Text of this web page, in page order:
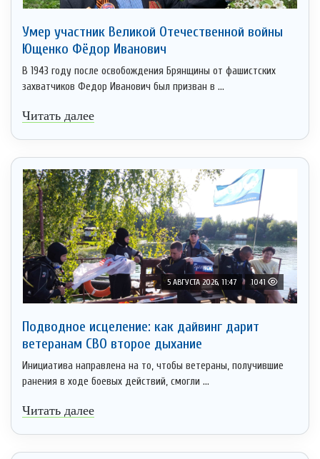
Умер участник Великой Отечественной войны
Ющенко Фёдор Иванович
В 1943 году после освобождения Брянщины от фашистских
захватчиков Федор Иванович был призван в ...
Читать далее
5 АВГУСТА 2026, 11:47 1041
Подводное исцеление: как дайвинг дарит
ветеранам СВО второе дыхание
Инициатива направлена на то, чтобы ветераны, получившие
ранения в ходе боевых действий, смогли ...
Читать далее